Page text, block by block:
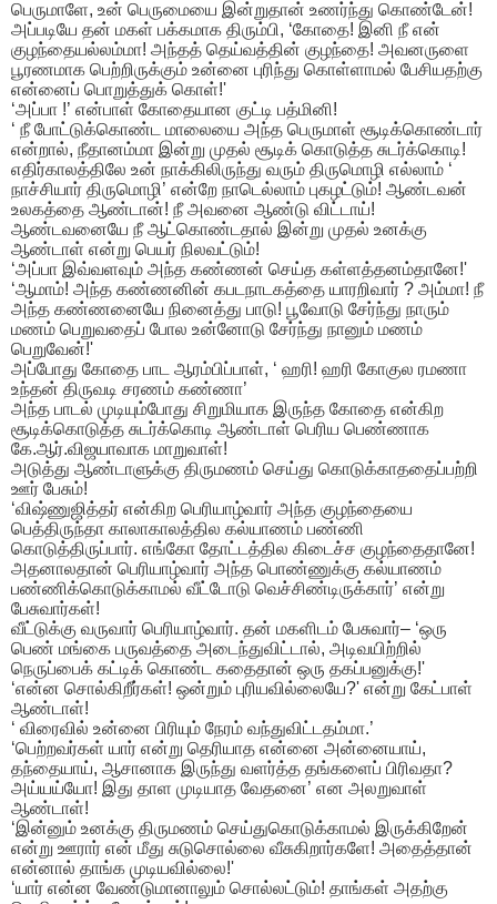
பெருமாளே, உன் பெருமையை இன்றுதான் உணர்ந்து கொண்டேன்!
அப்படியே தன் மகள் பக்கமாக திரும்பி, ‘கோதை! இனி நீ என்
குழந்தையல்லம்மா! அந்தத் தெய்வத்தின் குழந்தை! அவனருளை
பூரணமாக பெற்றிருக்கும் உன்னை புரிந்து கொள்ளாமல் பேசியதற்கு
என்னைப் பொறுத்துக் கொள்!'
‘அப்பா !’ என்பாள் கோதையான குட்டி பத்மினி!
‘ நீ போட்டுக்கொண்ட மாலையை அந்த பெருமாள் சூடிக்கொண்டார்
என்றால், நீதானம்மா இன்று முதல் சூடிக் கொடுத்த சுடர்க்கொடி!
எதிர்காலத்திலே உன் நாக்கிலிருந்து வரும் திருமொழி எல்லாம் ‘
நாச்சியார் திருமொழி’ என்றே நாடெல்லாம் புகழட்டும்! ஆண்டவன்
உலகத்தை ஆண்டான்! நீ அவனை ஆண்டு விட்டாய்!
ஆண்டவனையே நீ ஆட்கொண்டதால் இன்று முதல் உனக்கு
ஆண்டாள் என்று பெயர் நிலவட்டும்!
‘அப்பா இவ்வளவும் அந்த கண்ணன் செய்த கள்ளத்தனம்தானே!'
‘ஆமாம்! அந்த கண்ணனின் கபடநாடகத்தை யாரறிவார் ? அம்மா! நீ
அந்த கண்ணனையே நினைத்து பாடு! பூவோடு சேர்ந்து நாரும்
மணம் பெறுவதைப் போல உன்னோடு சேர்ந்து நானும் மணம்
பெறுவேன்!'
அப்போது கோதை பாட ஆரம்பிப்பாள், ‘ ஹரி! ஹரி கோகுல ரமணா
உந்தன் திருவடி சரணம் கண்ணா’
அந்த பாடல் முடியும்போது சிறுமியாக இருந்த கோதை என்கிற
சூடிக்கொடுத்த சுடர்க்கொடி ஆண்டாள் பெரிய பெண்ணாக
கே.ஆர்.விஜயாவாக மாறுவாள்!
அடுத்து ஆண்டாளுக்கு திருமணம் செய்து கொடுக்காததைப்பற்றி
ஊர் பேசும்!
‘விஷ்ணுஜித்தர் என்கிற பெரியாழ்வார் அந்த குழந்தையை
பெத்திருந்தா காலாகாலத்தில கல்யாணம் பண்ணி
கொடுத்திருப்பார். எங்கோ தோட்டத்தில கிடைச்ச குழந்தைதானே!
அதனாலதான் பெரியாழ்வார் அந்த பொண்ணுக்கு கல்யாணம்
பண்ணிக்கொடுக்காமல் வீட்டோடு வெச்சிண்டிருக்கார்’ என்று
பேசுவார்கள்!
வீட்டுக்கு வருவார் பெரியாழ்வார். தன் மகளிடம் பேசுவார்– ‘ஒரு
பெண் மங்கை பருவத்தை அடைந்துவிட்டால், அடிவயிற்றில்
நெருப்பைக் கட்டிக் கொண்ட கதைதான் ஒரு தகப்பனுக்கு!'
‘என்ன சொல்கிறீர்கள்! ஒன்றும் புரியவில்லையே?' என்று கேட்பாள்
ஆண்டாள்!
‘ விரைவில் உன்னை பிரியும் நேரம் வந்துவிட்டதம்மா.’
‘பெற்றவர்கள் யார் என்று தெரியாத என்னை அன்னையாய்,
தந்தையாய், ஆசானாக இருந்து வளர்த்த தங்களைப் பிரிவதா?
அய்யய்யோ! இது தாள முடியாத வேதனை’ என அலறுவாள்
ஆண்டாள்!
‘இன்னும் உனக்கு திருமணம் செய்துகொடுக்காமல் இருக்கிறேன்
என்று ஊரார் என் மீது சுடுசொல்லை வீசுகிறார்களே! அதைத்தான்
என்னால் தாங்க முடியவில்லை!'
‘யார் என்ன வேண்டுமானாலும் சொல்லட்டும்! தாங்கள் அதற்கு